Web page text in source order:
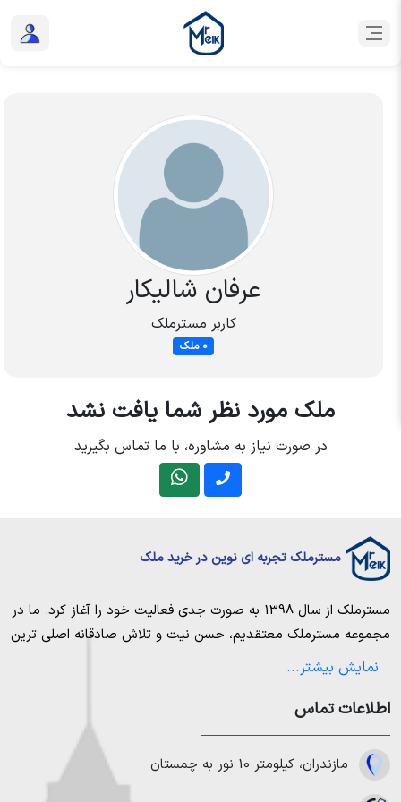
عرفان شالیکار
کاربر مسترملک
0 ملک
ملک مورد نظر شما یافت نشد
در صورت نیاز به مشاوره، با ما تماس بگیرید
مسترملک تجربه ای نوین در خرید ملک
مسترملک
از سال 1398 به صورت جدی فعالیت خود را آغاز کرد. ما در
مجموعه مسترملک معتقدیم، حسن نیت و تلاش صادقانه اصلی ترین
عامل پیروزی و موفقیت در حوزه املاک بوده و از این رو تمام مساعی
مشتریانمان به ارمغان بیاوریم. مسترملک صرفاً در شهر های مرکزی
مازندران خرید و فروش ملک انجام می‌دهد. برای
خرید ملک در شمال
،خرید زمین در نور ، خرید زمین در چمستان
خرید زمین در نوشهر
خرید زمین در رویان خرید زمین در محمودآبادو همینطورخرید
نمایش بیشتر...
اطلاعات تماس
مازندران، کیلومتر 10 نور به چمستان